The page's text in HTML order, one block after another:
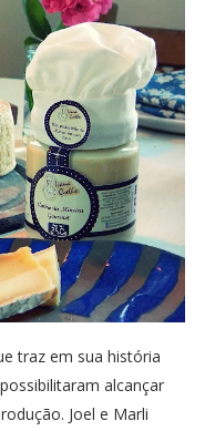
traz em sua história
alcançar
Joel e Marli